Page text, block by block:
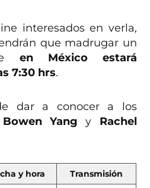
interesados en verla,
que madrugar un
en México estará
7:30 hrs.
dar a conocer a los
Bowen Yang y Rachel
y hora Transmisión